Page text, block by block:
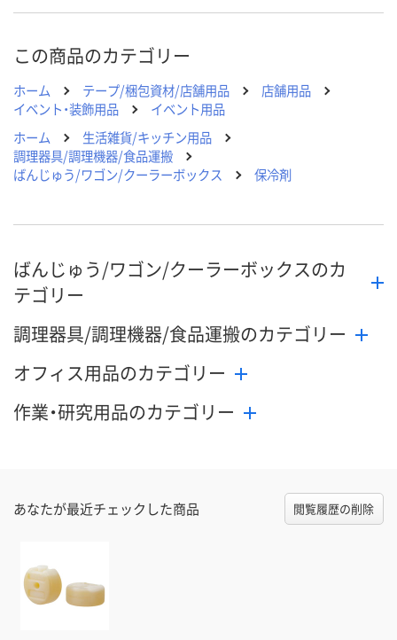
この商品のカテゴリー
ホーム テープ/梱包資材/店舗用品
店舗用品
イベント・装飾用品
イベント用品
ホーム
生活雑貨/キッチン用品
調理器具/調理機器/食品運搬
ばんじゅう/ワゴン/クーラーボックス
保冷剤
ばんじゅう/ワゴン/クーラーボックスのカ
テゴリー
調理器具/調理機器/食品運搬のカテゴリー
オフィス用品のカテゴリー
作業・研究用品のカテゴリー
あなたが最近チェックした商品 閲覧履歴の削除